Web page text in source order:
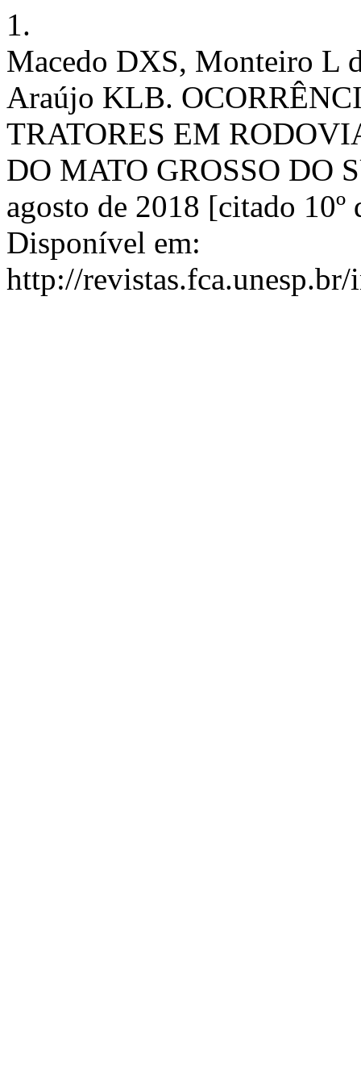
1.
Macedo DXS, Monteiro L
Araújo KLB.
TRATORES EM
DO MATO GROSSO DO
agosto de 2018 [citado
Disponível em:
http://